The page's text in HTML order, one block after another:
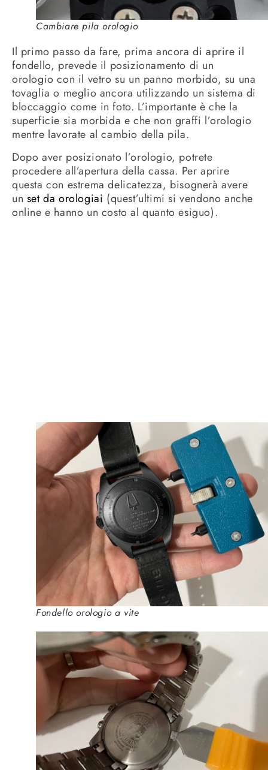
Cambiare pila orologio
Il primo passo da fare, prima ancora di aprire il
fondello, prevede il posizionamento di un
orologio con il vetro su un panno morbido, su una
tovaglia o meglio ancora utilizzando un sistema di
bloccaggio come in foto. L’importante è che la
superficie sia morbida e che non graffi l’orologio
mentre lavorate al cambio della pila.
Dopo aver posizionato l’orologio, potrete
procedere all’apertura della cassa. Per aprire
questa con estrema delicatezza, bisognerà avere
un set da orologiai (quest’ultimi si vendono anche
online e hanno un costo al quanto esiguo).
Fondello orologio a vite